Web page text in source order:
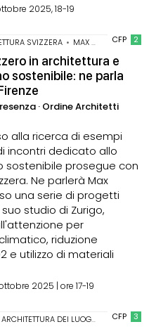
2025, 18-19
CFP 2
SVIZZERA • MAX DUDLER
in architettura e
sostenibile: ne parla
· Ordine Architetti
alla ricerca di esempi
incontri dedicato allo
sostenibile prosegue con
Ne parlerà Max
una serie di progetti
studio di Zurigo,
per
riduzione
e utilizzo di materiali
2025 | ore 17-19
CFP 3
ARCHITETTURA DEI LUOGHI DELLA MEMORIA